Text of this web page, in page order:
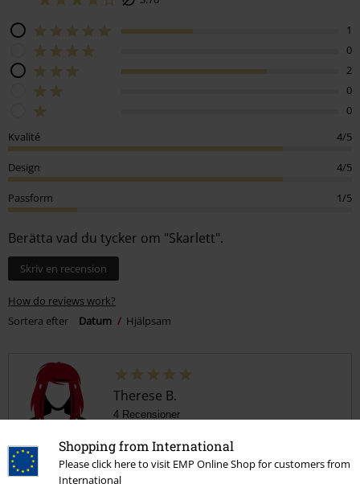
Shopping from International
Please click here to visit EMP Online Shop for customers from
International
1
0
2
0
0
Kvalité
4/5
Design 4/5
Passform 1/5
Berätta vad du tycker om "Skarlett".
Skriv en recension
How do reviews work?
Sortera efter
Datum Hjälpsam
Therese B.
4 Recensioner
Din längd i meter (t.ex. 1,73): 1.75
Sköna